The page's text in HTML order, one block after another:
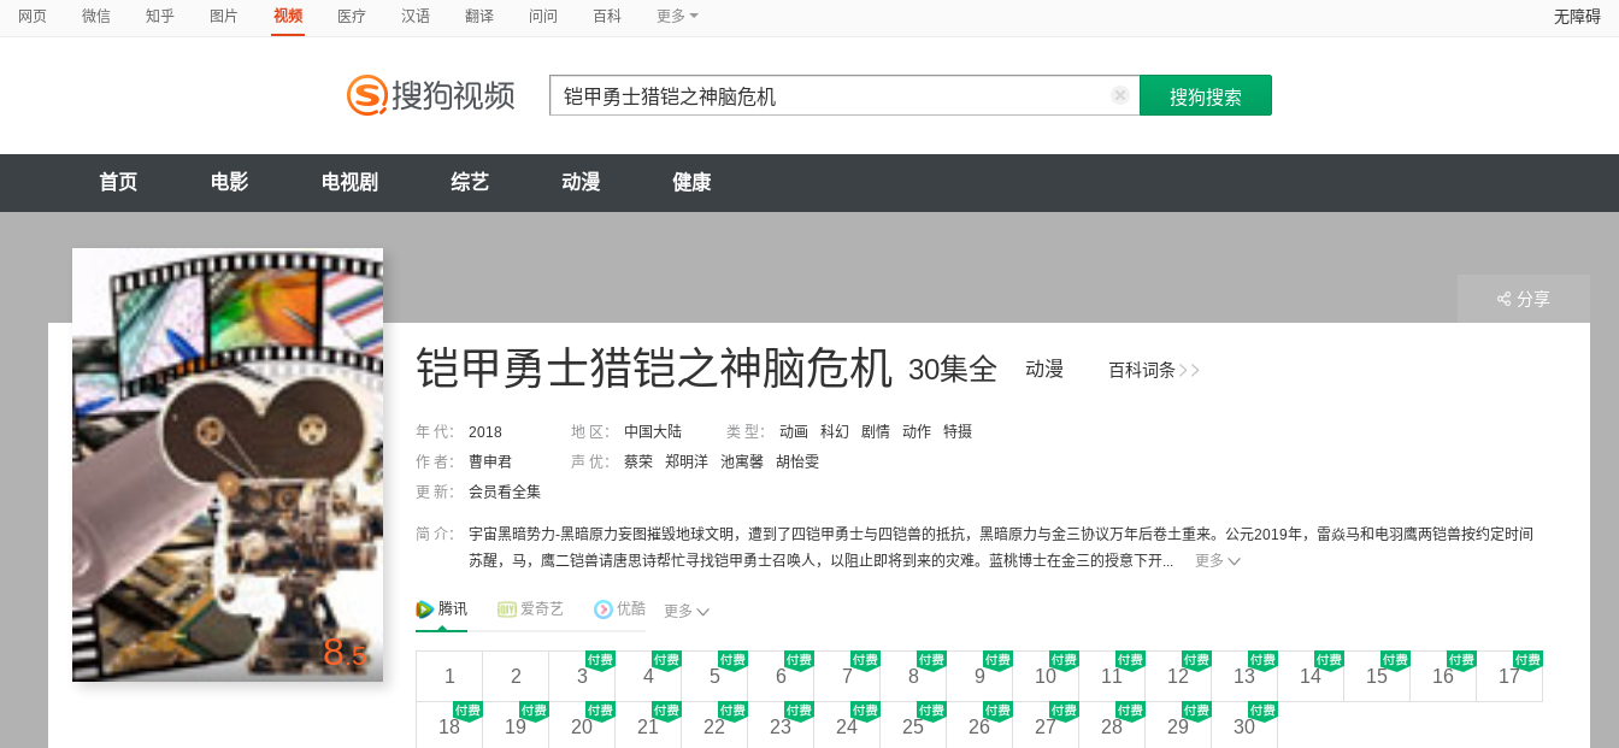
网页 微信 知乎 图片 视频 医疗 汉语 翻译 问问 百科 更多 无障碍
首页 电影 电视剧 综艺 动漫 健康
8.5
百科词条
30集全 动漫
铠甲勇士猎铠之神脑危机
年 代： 2018 地 区： 中国大陆 类 型： 动画 科幻 剧情 动作
特摄
作 者：
曹申君 声 优： 蔡荣 郑明洋 池寓馨
胡怡雯
更 新：
会员看全集
简 介：
宇宙黑暗势力-黑暗原力妄图摧毁地球文明，遭到了四铠甲勇士与四铠兽的抵抗，黑暗原力与金三协议万年后卷土重来。公元2019年，雷焱马和电羽鹰两铠兽按约定时间
苏醒，马，鹰二铠兽请唐思诗帮忙寻找铠甲勇士召唤人，以阻止即将到来的灾难。蓝桃博士在金三的授意下开...
更多
腾讯 爱奇艺 优酷 更多
1 2 3 4 5 6 7 8 9 10 11 12 13 14 15 16 17
18 19 20 21 22 23 24 25 26 27 28 29 30
分享